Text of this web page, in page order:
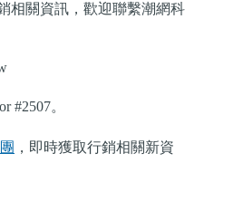
相關資訊，歡迎聯繫潮網科
#2507。
，即時獲取行銷相關新資